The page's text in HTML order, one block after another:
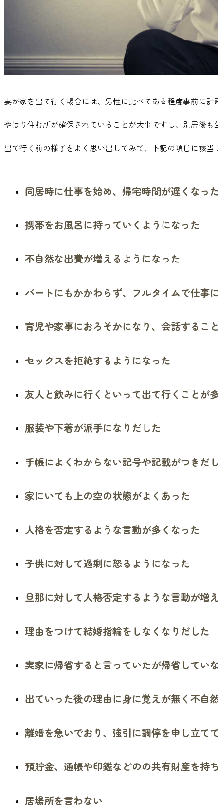
妻が家を出て行く場合には、 男性に比べてある程度事前に
やはり住む所が確保されていることが大事ですし、 別居後も
出て行く前の様子をよく思い出してみて、 下記の項目に該当
同居時に仕事を始め、 帰宅時間が遅くなっ
携帯をお風呂に持っていくようになった
不自然な出費が増えるようになった
パートにもかかわらず、 フルタイムで仕事
育児や家事におろそかになり 、 会話するこ
セックスを拒絶するようになった
友人と飲みに行くといって出て行くことが
服装や下着が派手になりだした
手帳によくわからない記号や記載がつきだ
家にいても上の空の状態がよくあった
人格を否定するような言動が多くなった
子供に対して過剰に怒るようになった
旦那に対して人格否定するような言動が増
理由をつけて結婚指輪をしなくなりだした
実家に帰省すると言っていたが帰省してい
出ていった後の理由に身に覚えが無く不自
離婚を急いでおり 、 強引に調停を申し立て
預貯金、 通帳や印鑑などのの共有財産を持
居場所を言わない